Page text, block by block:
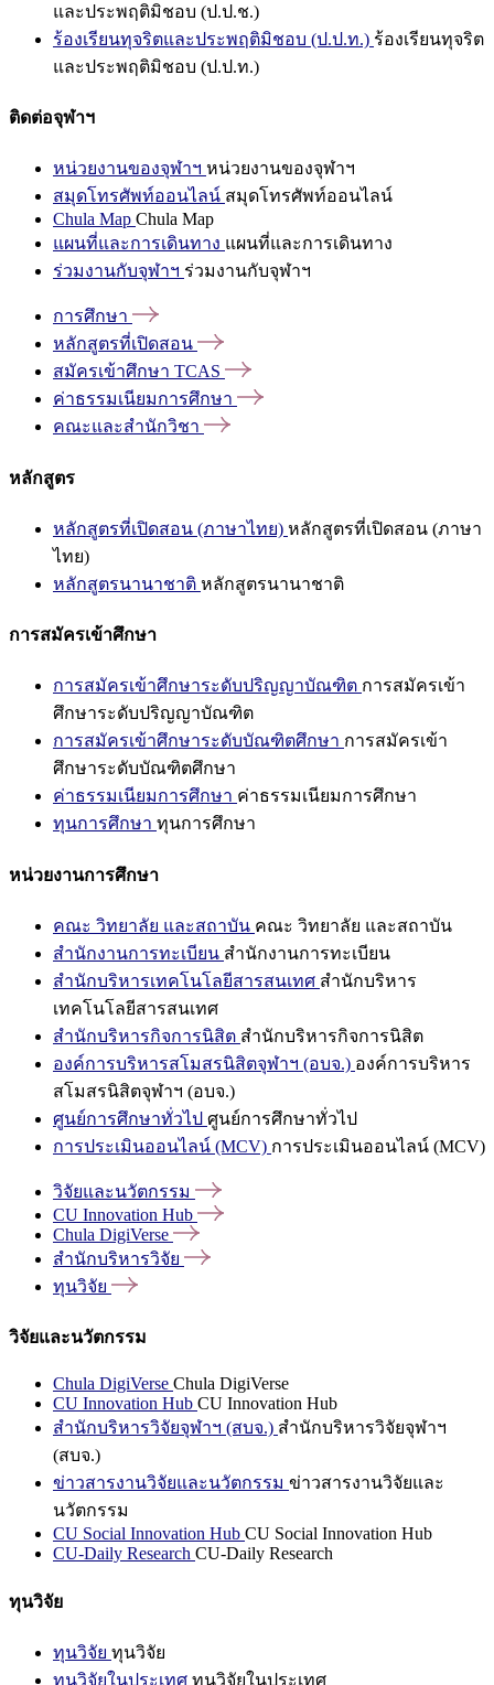
และประพฤติมิชอบ (ป.ป.ช.)
ร้องเรียนทุจริตและประพฤติมิชอบ (ป.ป.ท.) ร้องเรียนทุจริต
และประพฤติมิชอบ (ป.ป.ท.)
ติดต่อจุฬาฯ
หน่วยงานของจุฬาฯ หน่วยงานของจุฬาฯ
สมุดโทรศัพท์ออนไลน์ สมุดโทรศัพท์ออนไลน์
Chula Map Chula Map
แผนที่และการเดินทาง แผนที่และการเดินทาง
ร่วมงานกับจุฬาฯ ร่วมงานกับจุฬาฯ
การศึกษา
หลักสูตรที่เปิดสอน
สมัครเข้าศึกษา TCAS
ค่าธรรมเนียมการศึกษา
คณะและสำนักวิชา
หลักสูตร
หลักสูตรที่เปิดสอน (ภาษาไทย) หลักสูตรที่เปิดสอน (ภาษา
ไทย)
หลักสูตรนานาชาติ หลักสูตรนานาชาติ
การสมัครเข้าศึกษา
การสมัครเข้าศึกษาระดับปริญญาบัณฑิต การสมัครเข้า
ศึกษาระดับปริญญาบัณฑิต
การสมัครเข้าศึกษาระดับบัณฑิตศึกษา การสมัครเข้า
ศึกษาระดับบัณฑิตศึกษา
ค่าธรรมเนียมการศึกษา ค่าธรรมเนียมการศึกษา
ทุนการศึกษา ทุนการศึกษา
หน่วยงานการศึกษา
คณะ วิทยาลัย และสถาบัน คณะ วิทยาลัย และสถาบัน
สำนักงานการทะเบียน สำนักงานการทะเบียน
สำนักบริหารเทคโนโลยีสารสนเทศ สำนักบริหาร
เทคโนโลยีสารสนเทศ
สำนักบริหารกิจการนิสิต สำนักบริหารกิจการนิสิต
องค์การบริหารสโมสรนิสิตจุฬาฯ (อบจ.) องค์การบริหาร
สโมสรนิสิตจุฬาฯ (อบจ.)
ศูนย์การศึกษาทั่วไป ศูนย์การศึกษาทั่วไป
การประเมินออนไลน์ (MCV) การประเมินออนไลน์ (MCV)
วิจัยและนวัตกรรม
CU Innovation Hub
Chula DigiVerse
สำนักบริหารวิจัย
ทุนวิจัย
วิจัยและนวัตกรรม
Chula DigiVerse Chula DigiVerse
CU Innovation Hub CU Innovation Hub
สำนักบริหารวิจัยจุฬาฯ (สบจ.) สำนักบริหารวิจัยจุฬาฯ
(สบจ.)
ข่าวสารงานวิจัยและนวัตกรรม ข่าวสารงานวิจัยและ
นวัตกรรม
CU Social Innovation Hub CU Social Innovation Hub
CU-Daily Research CU-Daily Research
ทุนวิจัย
ทุนวิจัย ทุนวิจัย
ทุนวิจัยในประเทศ ทุนวิจัยในประเทศ